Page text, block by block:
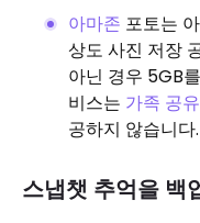
아마존 포토는
상도 사진 저장
아닌 경우 5GB
비스는 가족 공유
공하지 않습니다.
스냅챗 추억을 백